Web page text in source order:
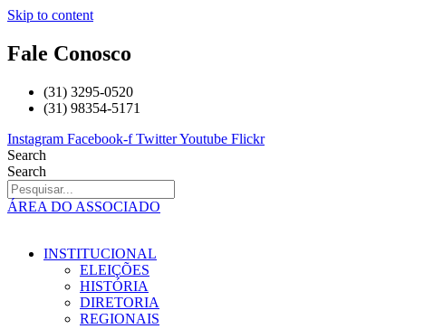
Skip to content
Fale Conosco
(31) 3295-0520
(31) 98354-5171
Instagram Facebook-f TwitterYoutube Flickr
Search
Search
ÁREA DO ASSOCIADO
INSTITUCIONAL
ELEIÇÕES
HISTÓRIA
DIRETORIA
REGIONAIS